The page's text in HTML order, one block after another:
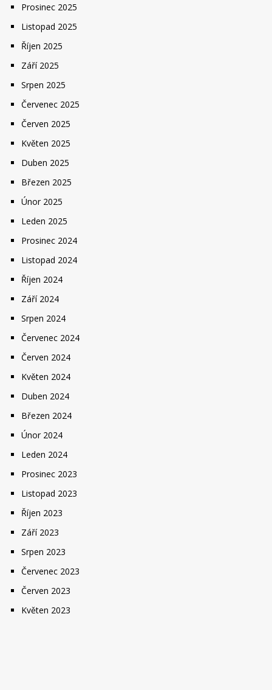
Prosinec 2025
Listopad 2025
Říjen 2025
Září 2025
Srpen 2025
Červenec 2025
Červen 2025
Květen 2025
Duben 2025
Březen 2025
Únor 2025
Leden 2025
Prosinec 2024
Listopad 2024
Říjen 2024
Září 2024
Srpen 2024
Červenec 2024
Červen 2024
Květen 2024
Duben 2024
Březen 2024
Únor 2024
Leden 2024
Prosinec 2023
Listopad 2023
Říjen 2023
Září 2023
Srpen 2023
Červenec 2023
Červen 2023
Květen 2023